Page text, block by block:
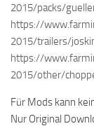
2015/packs/
https://
2015/trailers/
https://
2015/other/
Für Mods kann
Nur Original